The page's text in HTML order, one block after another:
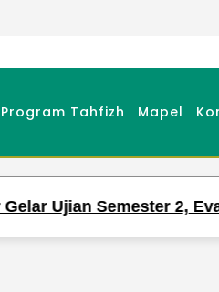
Program Tahfizh Mapel
dan Pengetahuan